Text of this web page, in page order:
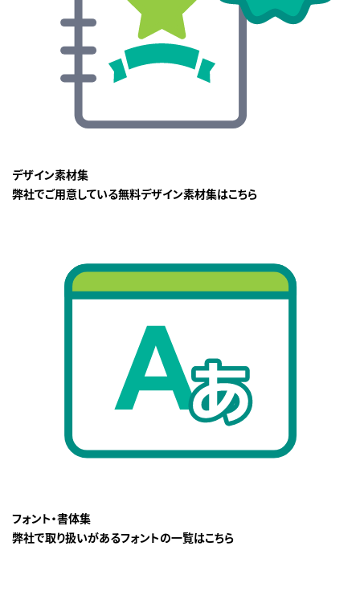
デザイン素材集
弊社でご用意している無料デザイン素材集はこちら
フォント・書体集
弊社で取り扱いがあるフォントの一覧はこちら